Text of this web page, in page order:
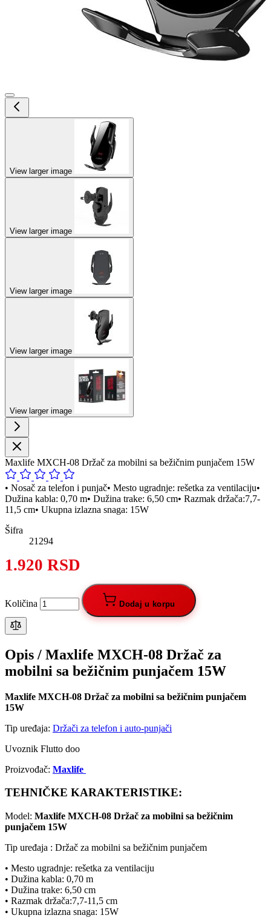
View larger image
View larger image
View larger image
View larger image
View larger image
Maxlife MXCH-08 Držač za mobilni sa bežičnim punjačem 15W
• Nosač za telefon i punjač• Mesto ugradnje: rešetka za ventilaciju•
Dužina kabla: 0,70 m• Dužina trake: 6,50 cm• Razmak držača:7,7-
11,5 cm• Ukupna izlazna snaga: 15W
Šifra
21294
1.920 RSD
Količina Dodaj u korpu
Opis / Maxlife MXCH-08 Držač za
mobilni sa bežičnim punjačem 15W
Maxlife MXCH-08 Držač za mobilni sa bežičnim punjačem
15W
Tip uređaja: Držači za telefon i auto-punjači
Uvoznik Flutto doo
Proizvođač: Maxlife
TEHNIČKE KARAKTERISTIKE:
Model: Maxlife MXCH-08 Držač za mobilni sa bežičnim
punjačem 15W
Tip uređaja : Držač za mobilni sa bežičnim punjačem
• Mesto ugradnje: rešetka za ventilaciju
• Dužina kabla: 0,70 m
• Dužina trake: 6,50 cm
• Razmak držača:7,7-11,5 cm
• Ukupna izlazna snaga: 15W